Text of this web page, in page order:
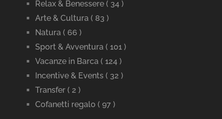
Relax & Benessere ( 34 )
Arte & Cultura ( 83 )
Natura ( 66 )
Sport & Avventura ( 101 )
Vacanze in Barca ( 124 )
Incentive & Events ( 32 )
Transfer ( 2 )
Cofanetti regalo ( 97 )